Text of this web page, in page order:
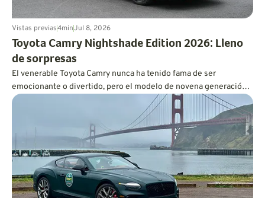
Vistas previas4minJul 8, 2026
Toyota Camry Nightshade Edition 2026: Lleno
de sorpresas
El venerable Toyota Camry nunca ha tenido fama de ser
emocionante o divertido, pero el modelo de novena generación
es más dinámico de lo que cabría esperar, y también es
increíblemente eficiente en cuanto a consumo de combustible.